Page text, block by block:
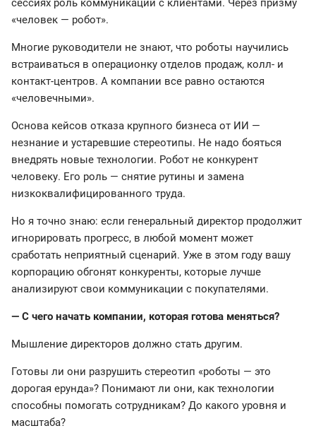
сессиях роль коммуникаций с клиентами. Через призму
«человек — робот».
Многие руководители не знают, что роботы научились
встраиваться в операционку отделов продаж, колл- и
контакт-центров. А компании все равно остаются
«человечными».
Основа кейсов отказа крупного бизнеса от ИИ —
незнание и устаревшие стереотипы. Не надо бояться
внедрять новые технологии. Робот не конкурент
человеку. Его роль — снятие рутины и замена
низкоквалифицированного труда.
Но я точно знаю: если генеральный директор продолжит
игнорировать прогресс, в любой момент может
сработать неприятный сценарий. Уже в этом году вашу
корпорацию обгонят конкуренты, которые лучше
анализируют свои коммуникации с покупателями.
— С чего начать компании, которая готова меняться?
Мышление директоров должно стать другим.
Готовы ли они разрушить стереотип «роботы — это
дорогая ерунда»? Понимают ли они, как технологии
способны помогать сотрудникам? До какого уровня и
масштаба?